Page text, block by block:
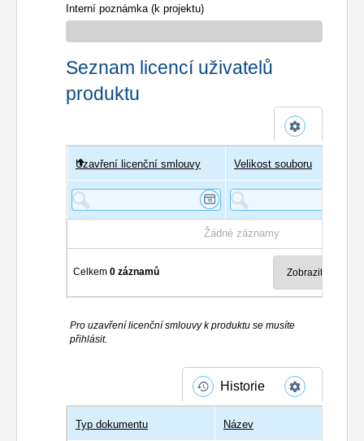
Interní poznámka (k projektu)
Seznam licencí uživatelů
produktu
Uživatel
Uzavření licenční smlouvy Velikost souboru
Žádné záznamy
Celkem0 záznamů
Pro uzavření licenční smlouvy k produktu se musíte
přihlásit.
Historie
Typ dokumentu Název